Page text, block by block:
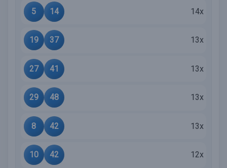
5 14 14x
19 37 13x
27 41 13x
29 48 13x
8 42 13x
10 42 12x